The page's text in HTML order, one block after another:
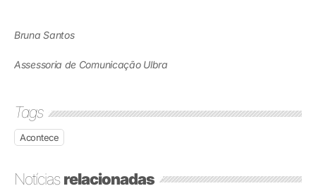
Bruna Santos
Assessoria de Comunicação Ulbra
Tags
Acontece
Notíciasrelacionadas